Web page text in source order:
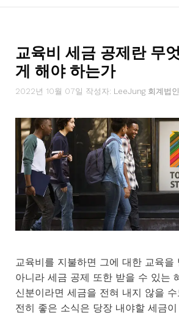
교육비 세금 공제란 무
게 해야 하는가
2022년 10월 07일 작성자: LeeJung 회계법인
교육비를 지불하면 그에 대한 교육을
아니라 세금 공제 또한 받을 수 있는
신분이라면 세금을 전혀 내지 않을
전히 좋은 소식은 당장 내야할 세금